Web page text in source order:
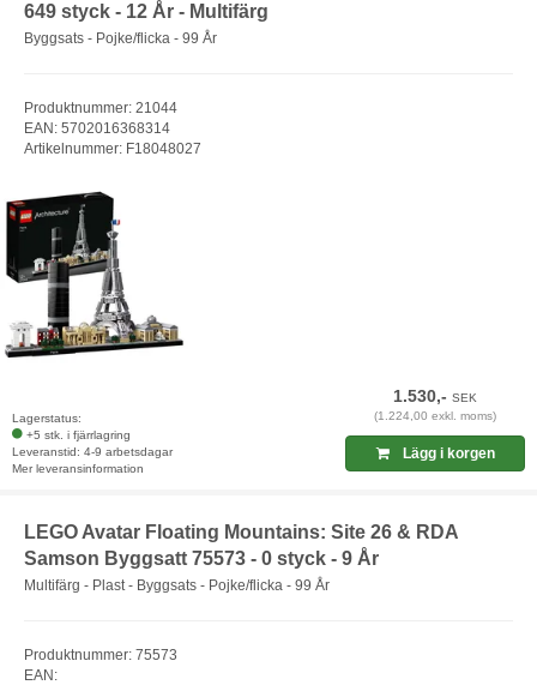
649 styck - 12 År - Multifärg
Byggsats - Pojke/flicka - 99 År
Produktnummer: 21044
EAN: 5702016368314
Artikelnummer: F18048027
Lagerstatus:
+5 stk. i fjärrlagring
Leveranstid: 4-9 arbetsdagar
Mer leveransinformation
1.530,-SEK
(1.224,00 exkl. moms)
Lägg i korgen
LEGO Avatar Floating Mountains: Site 26 & RDA
Samson Byggsatt 75573 - 0 styck - 9 År
Multifärg - Plast - Byggsats - Pojke/flicka - 99 År
Produktnummer: 75573
EAN: